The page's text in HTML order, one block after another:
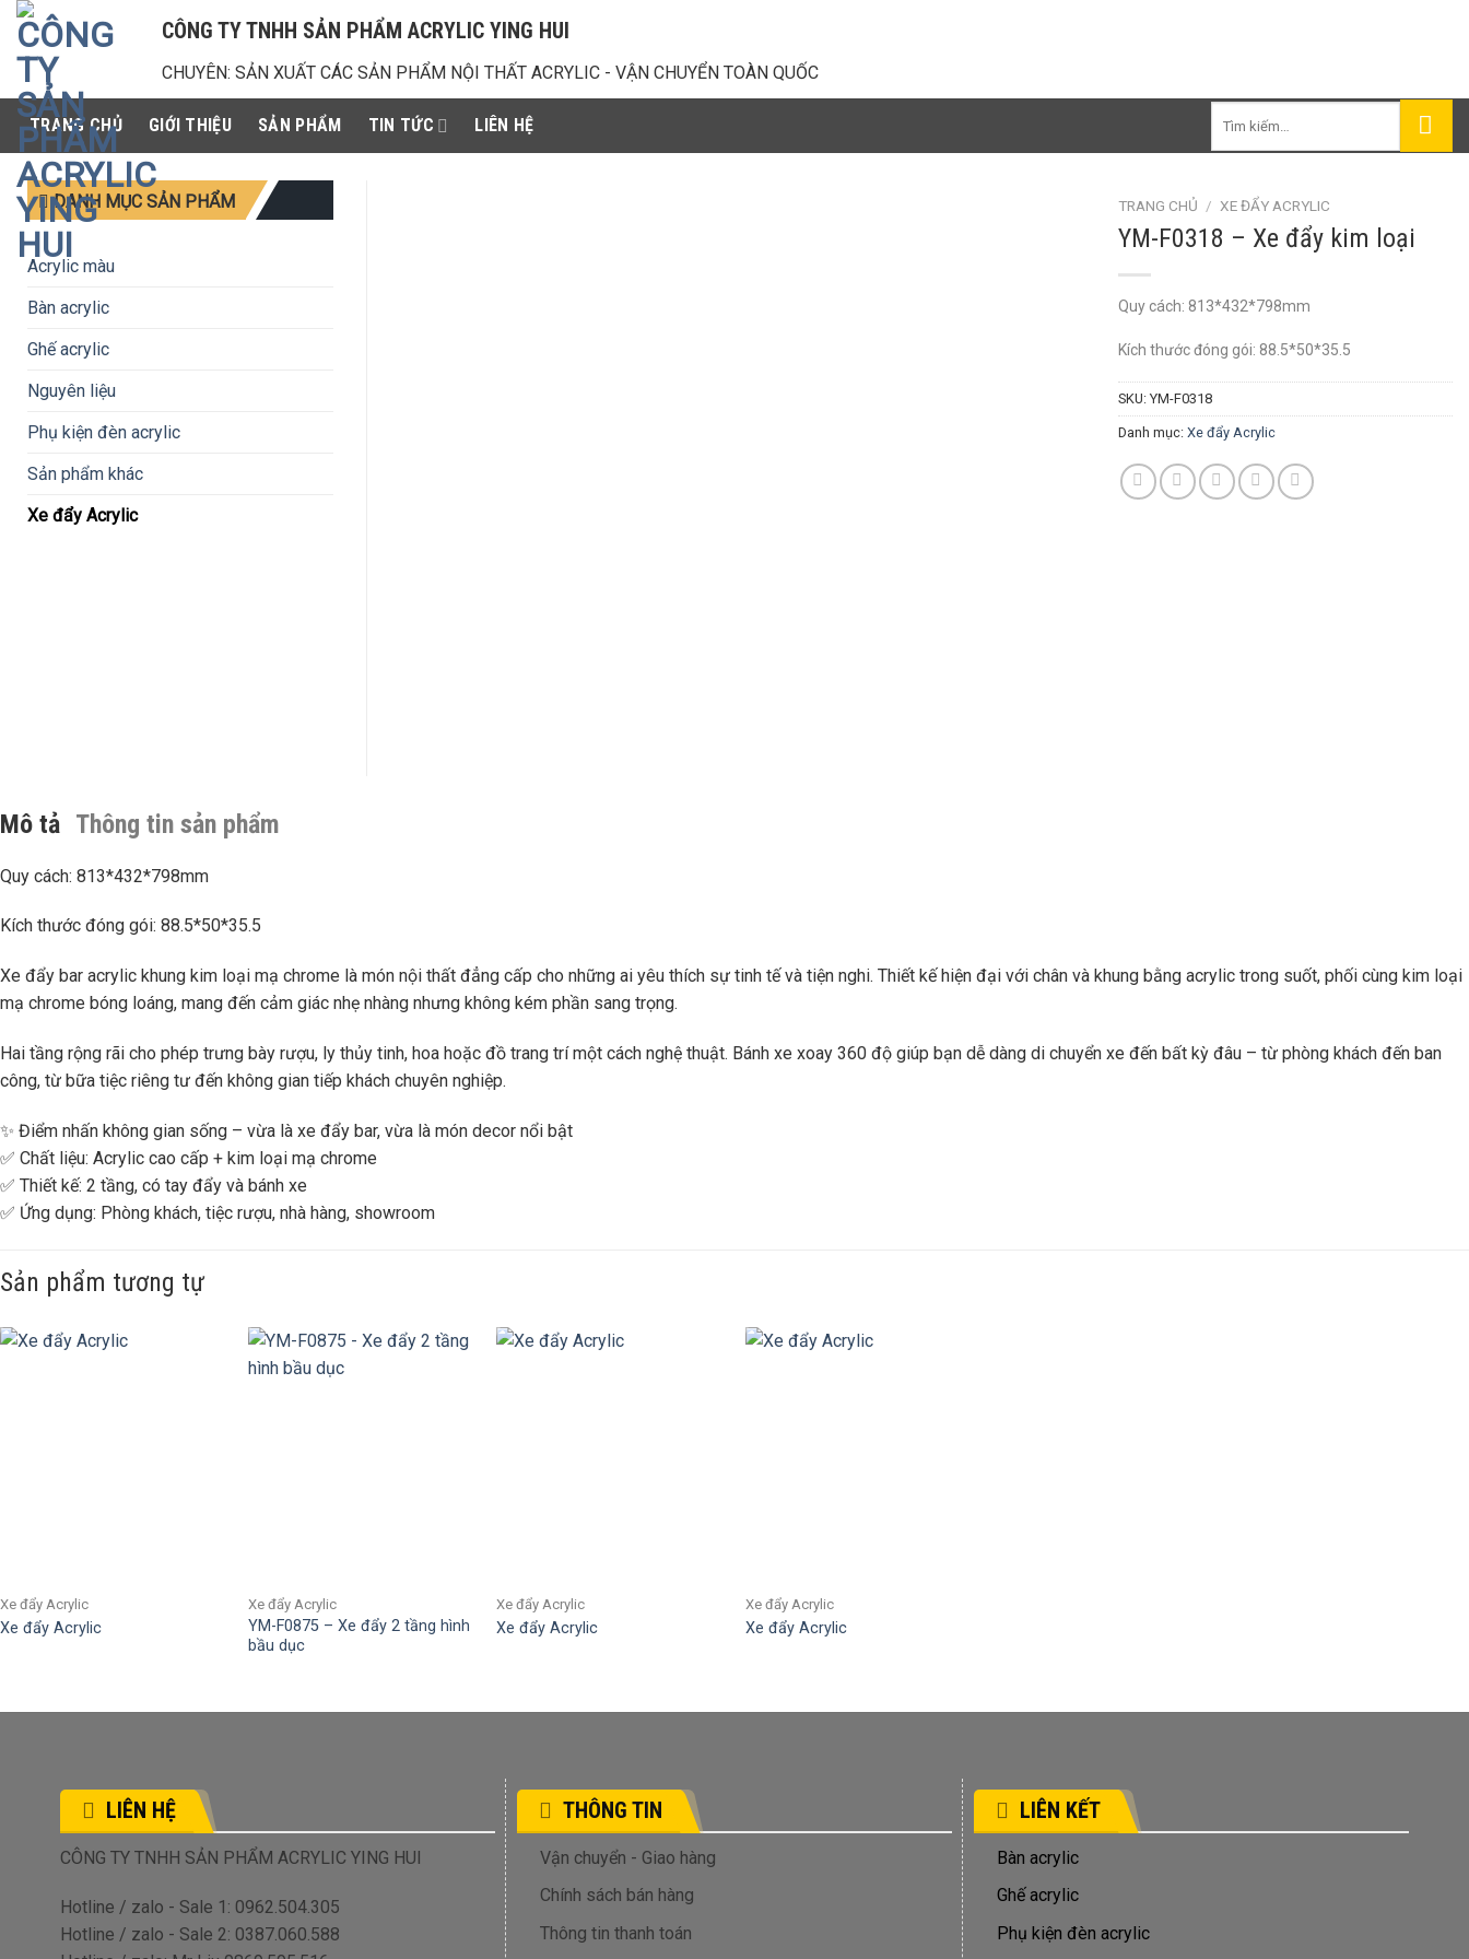
Chuyển
đến
nội
dung
CÔNG TY TNHH SẢN PHẨM ACRYLIC YING HUI
CHUYÊN: SẢN XUẤT CÁC SẢN PHẨM NỘI THẤT ACRYLIC - VẬN CHUYỂN TOÀN QUỐC
TRANG CHỦ GIỚI THIỆU SẢN PHẨM TIN TỨC LIÊN HỆ
Tìm
kiếm:
TRANG CHỦ / XE ĐẨY ACRYLIC
YM-F0318 – Xe đẩy kim loại
Quy cách: 813*432*798mm
Kích thước đóng gói: 88.5*50*35.5
SKU: YM-F0318
Danh mục: Xe đẩy Acrylic
DANH MỤC SẢN PHẨM
Acrylic màu
Bàn acrylic
Ghế acrylic
Nguyên liệu
Phụ kiện đèn acrylic
Sản phẩm khác
Xe đẩy Acrylic
Mô tả Thông tin sản phẩm
Quy cách: 813*432*798mm
Kích thước đóng gói: 88.5*50*35.5
Xe đẩy bar acrylic khung kim loại mạ chrome là món nội thất đẳng cấp cho những ai yêu thích sự tinh tế và tiện nghi. Thiết kế hiện đại với chân và khung bằng acrylic trong suốt, phối cùng kim loại
mạ chrome bóng loáng, mang đến cảm giác nhẹ nhàng nhưng không kém phần sang trọng.
Hai tầng rộng rãi cho phép trưng bày rượu, ly thủy tinh, hoa hoặc đồ trang trí một cách nghệ thuật. Bánh xe xoay 360 độ giúp bạn dễ dàng di chuyển xe đến bất kỳ đâu – từ phòng khách đến ban
công, từ bữa tiệc riêng tư đến không gian tiếp khách chuyên nghiệp.
✨ Điểm nhấn không gian sống – vừa là xe đẩy bar, vừa là món decor nổi bật
✅ Chất liệu: Acrylic cao cấp + kim loại mạ chrome
✅ Thiết kế: 2 tầng, có tay đẩy và bánh xe
✅ Ứng dụng: Phòng khách, tiệc rượu, nhà hàng, showroom
Sản phẩm tương tự
Xe đẩy Acrylic
Xe đẩy Acrylic
Xe đẩy Acrylic
YM-F0875 – Xe đẩy 2 tầng hình
bầu dục
Xe đẩy Acrylic
Xe đẩy Acrylic
Xe đẩy Acrylic
Xe đẩy Acrylic
LIÊN HỆ
CÔNG TY TNHH SẢN PHẨM ACRYLIC YING HUI
Hotline / zalo - Sale 1: 0962.504.305
Hotline / zalo - Sale 2: 0387.060.588
THÔNG TIN
Vận chuyển - Giao hàng
Chính sách bán hàng
Thông tin thanh toán
LIÊN KẾT
Bàn acrylic
Ghế acrylic
Phụ kiện đèn acrylic